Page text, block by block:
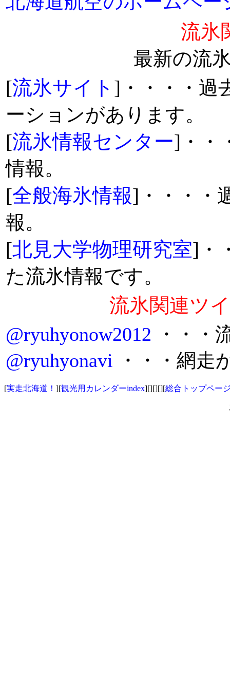
流氷
最新の流
[流氷サイト ] ・・・・
ーションがあります。
[流氷情報センター] ・
情報。
[全般海氷情報] ・・・・
報。
[北見大学物理研究室]
た流氷情報です。
流氷関連ツ
@ryuhyonow2012 ・・・
@ryuhyonavi ・・・網走
[実走北海道！ ][観光用カレンダーindex][][][][総合トップペー